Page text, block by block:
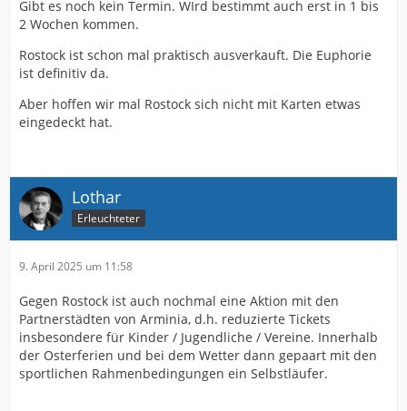
Gibt es noch kein Termin. WIrd bestimmt auch erst in 1 bis
2 Wochen kommen.
Rostock ist schon mal praktisch ausverkauft. Die Euphorie
ist definitiv da.
Aber hoffen wir mal Rostock sich nicht mit Karten etwas
eingedeckt hat.
Lothar
Erleuchteter
9. April 2025 um 11:58
Gegen Rostock ist auch nochmal eine Aktion mit den
Partnerstädten von Arminia, d.h. reduzierte Tickets
insbesondere für Kinder / Jugendliche / Vereine. Innerhalb
der Osterferien und bei dem Wetter dann gepaart mit den
sportlichen Rahmenbedingungen ein Selbstläufer.